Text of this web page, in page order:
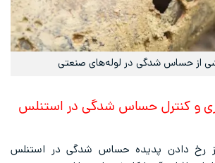
از حساس شدگی در لوله‌های صنعتی
و کنترل حساس شدگی در استنلس
از رخ دادن پدیده حساس شدگی در استنلس